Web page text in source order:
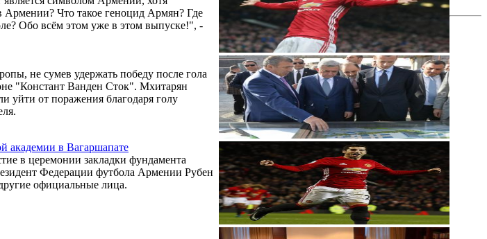
Армении? Что такое геноцид Армян? Где
Обо всём этом уже в этом выпуске!", -
не сумев удержать победу после гола
"Констант Ванден Сток". Мхитарян
уйти от поражения благодаря голу
академии в Вагаршапате
в церемонии закладки фундамента
Федерации футбола Армении Рубен
официальные лица.